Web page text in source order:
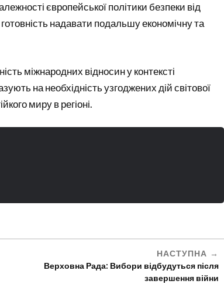
європейської політики безпеки від
надавати подальшу економічну та
міжнародних відносин у контексті
на необхідність узгоджених дій світової
миру в регіоні.
НАСТУПНА
Верховна Рада: Вибори відбудуться після
завершення війни